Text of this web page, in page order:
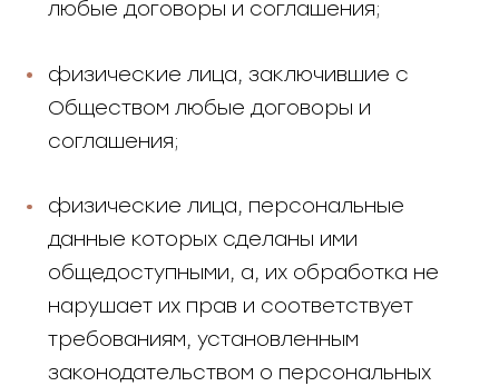
любые договоры и соглашения;
физические лица, заключившие с
Обществом любые договоры и
соглашения;
физические лица, персональные
данные которых сделаны ими
общедоступными, а, их обработка не
нарушает их прав и соответствует
требованиям, установленным
законодательством о персональных